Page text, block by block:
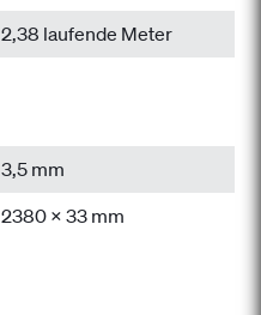
2,38 laufende Meter
3,5 mm
2380 x 33 mm